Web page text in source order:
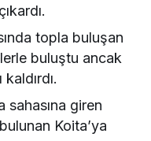
topla buluşan
buluştu ancak
giren
Koita’ya